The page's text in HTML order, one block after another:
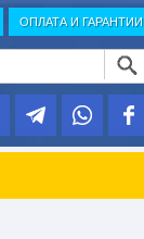
ОПЛАТА И ГАРАНТИИ